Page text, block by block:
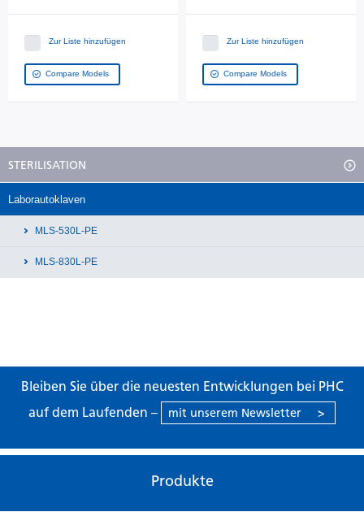
Zur Liste hinzufügen
Compare Models
Zur Liste hinzufügen
Compare Models
STERILISATION
Laborautoklaven
MLS-530L-PE
MLS-830L-PE
Bleiben Sie über die neuesten Entwicklungen bei PHC
auf dem Laufenden –
mit unserem Newsletter >
Produkte